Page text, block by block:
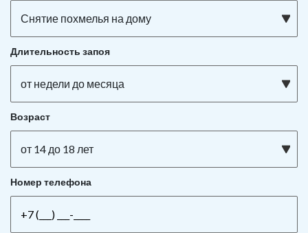
Снятие похмелья на дому
Длительность запоя
от недели до месяца
Возраст
от 14 до 18 лет
Номер телефона